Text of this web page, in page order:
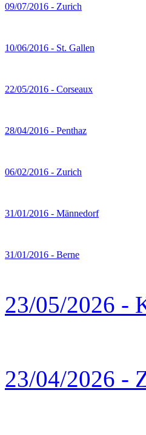
09/07/2016 - Zurich
10/06/2016 - St. Gallen
22/05/2016 - Corseaux
28/04/2016 - Penthaz
06/02/2016 - Zurich
31/01/2016 - Männedorf
31/01/2016 - Berne
23/05/2026 -
23/04/2026 -